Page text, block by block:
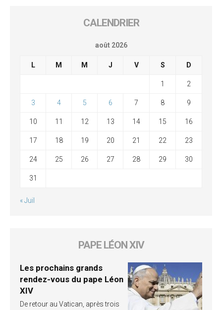
CALENDRIER
août 2026
L M M J V S D
1 2
3 4 5 6 7 8 9
10 11 12 13 14 15 16
17 18 19 20 21 22 23
24 25 26 27 28 29 30
31
« Juil
PAPE LÉON XIV
Les prochains grands
rendez-vous du pape Léon
XIV
De retour au Vatican, après trois